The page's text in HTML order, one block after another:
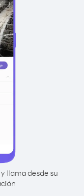
llama desde su